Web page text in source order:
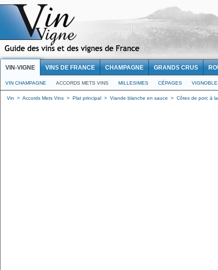
VIN-VIGNE VINS DE FRANCE CHAMPAGNE GRANDS CRUS
VIN CHAMPAGNE ACCORDS METS VINS MILLESIMES CÉPAGES
Vin > Accords Mets Vins > Plat principal > Viande blanche en sauce > Côtes de porc à